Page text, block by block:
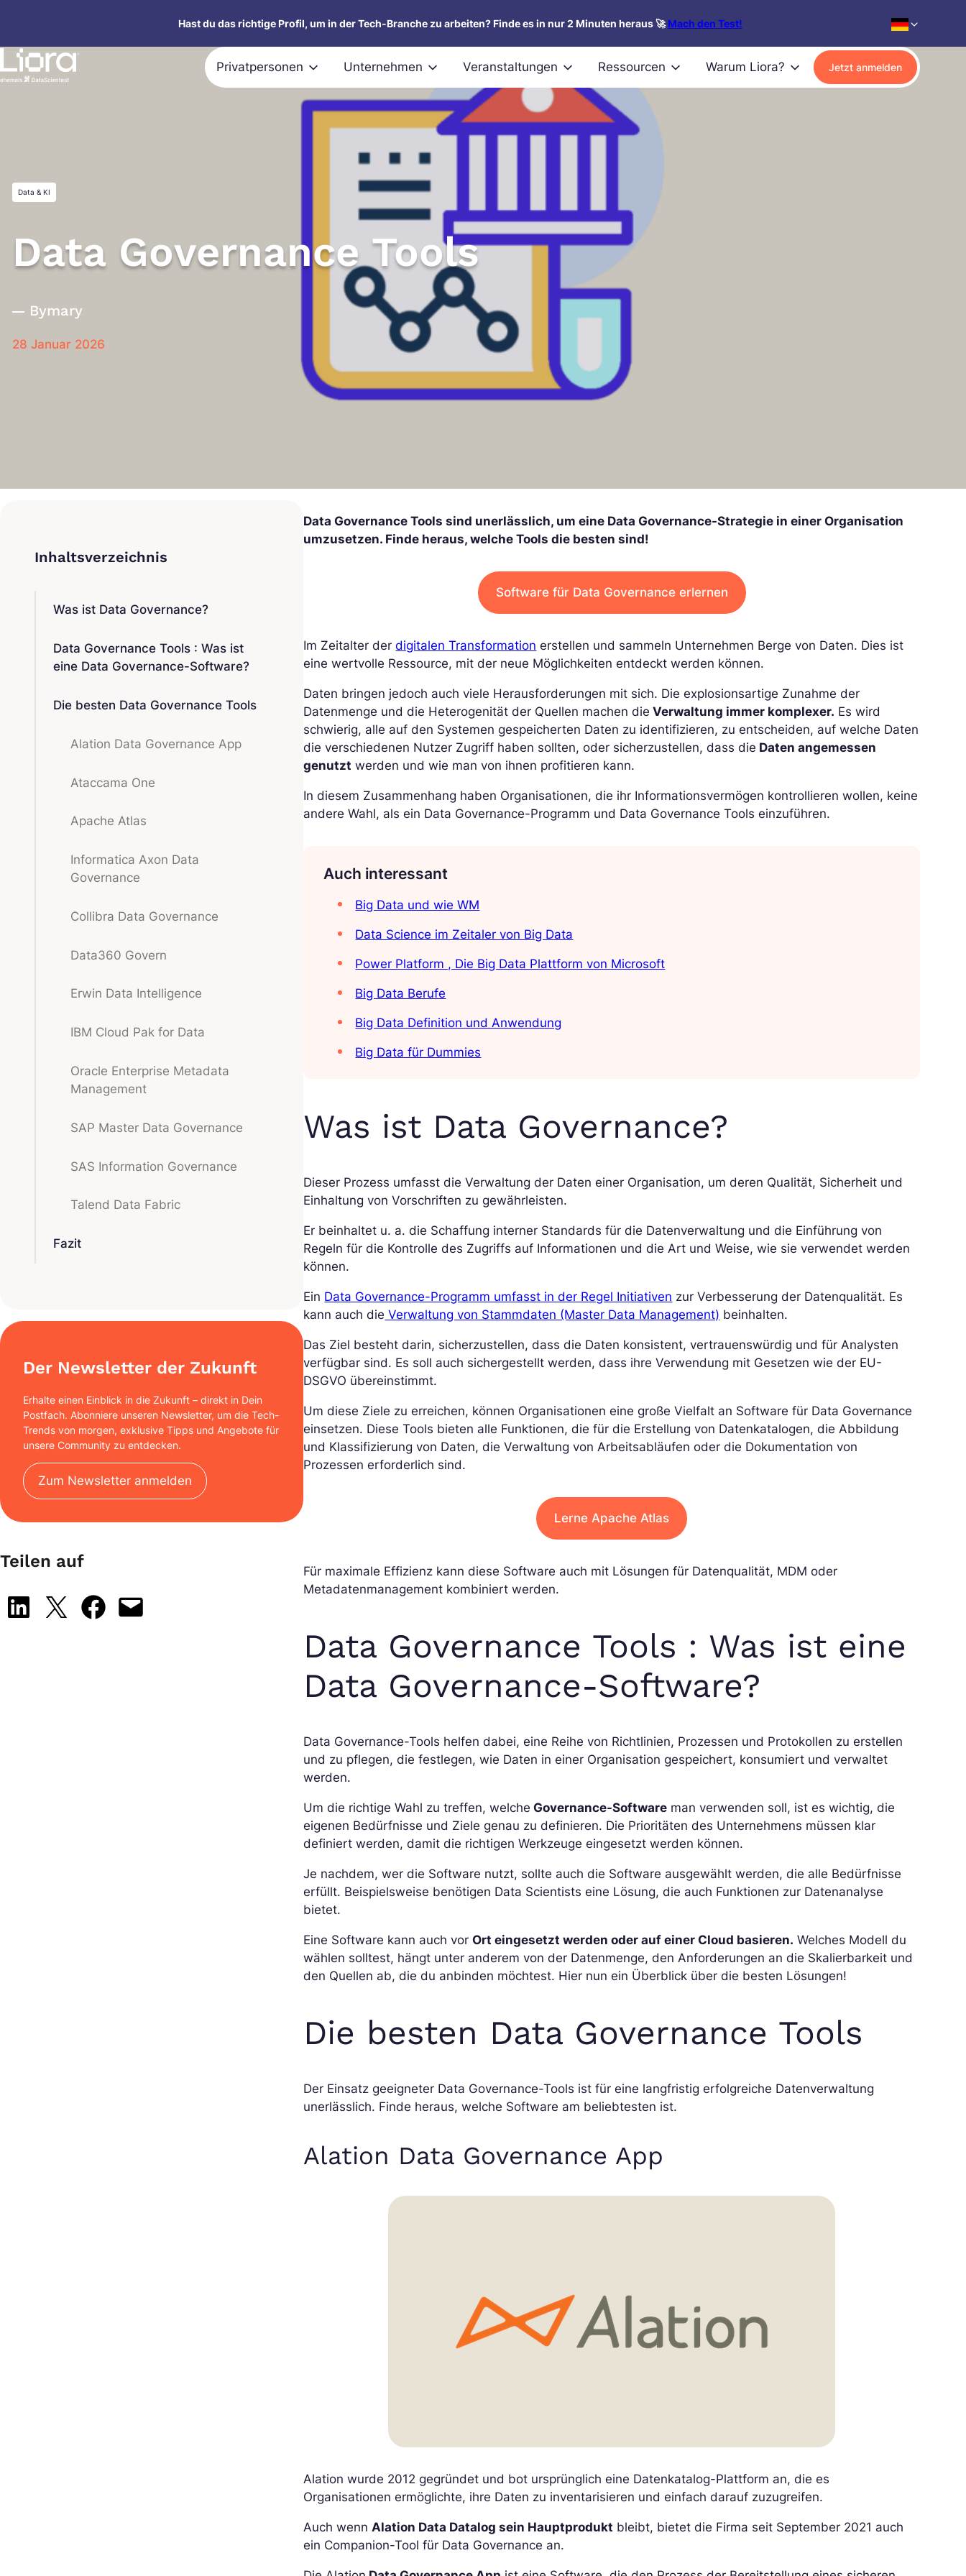
springen
Hast du das richtige Profil, um in der Tech-Branche zu arbeiten? Finde es in nur 2 Minuten heraus 🚀Mach den Test!
Privatpersonen Unternehmen Veranstaltungen Ressourcen Warum Liora? Jetzt anmelden
Data & KI
Data Governance Tools
Bymary
28 Januar 2026
Was ist Data Governance?
Data Governance Tools : Was ist
eine Data Governance-Software?
Die besten Data Governance Tools
Alation Data Governance App
Ataccama One
Apache Atlas
Informatica Axon Data
Governance
Collibra Data Governance
Data360 Govern
Erwin Data Intelligence
IBM Cloud Pak for Data
Oracle Enterprise Metadata
Management
SAP Master Data Governance
SAS Information Governance
Talend Data Fabric
Fazit
Der Newsletter der Zukunft
Erhalte einen Einblick in die Zukunft – direkt in Dein
Postfach. Abonniere unseren Newsletter, um die Tech-
Trends von morgen, exklusive Tipps und Angebote für
unsere Community zu entdecken.
Zum Newsletter anmelden
Teilen auf
Share on LinkedIn
Share on X Share on Facebook
Email this Page
Data Governance Tools sind unerlässlich, um eine Data Governance-Strategie in einer Organisation
umzusetzen. Finde heraus, welche Tools die besten sind!
Software für Data Governance erlernen
Im Zeitalter derdigitalen Transformation erstellen und sammeln Unternehmen Berge von Daten. Dies ist
eine wertvolle Ressource, mit der neue Möglichkeiten entdeckt werden können.
Daten bringen jedoch auch viele Herausforderungen mit sich. Die explosionsartige Zunahme der
Datenmenge und die Heterogenität der Quellen machen die Verwaltung immer komplexer. Es wird
schwierig, alle auf den Systemen gespeicherten Daten zu identifizieren, zu entscheiden, auf welche Daten
die verschiedenen Nutzer Zugriff haben sollten, oder sicherzustellen, dass die Daten angemessen
genutzt werden und wie man von ihnen profitieren kann.
In diesem Zusammenhang haben Organisationen, die ihr Informationsvermögen kontrollieren wollen, keine
andere Wahl, als ein Data Governance-Programm und Data Governance Tools einzuführen.
Auch interessant
Big Data und wie WM
Data Science im Zeitaler von Big Data
Power Platform , Die Big Data Plattform von Microsoft
Big Data Berufe
Big Data Definition und Anwendung
Big Data für Dummies
Was ist Data Governance?
Dieser Prozess umfasst die Verwaltung der Daten einer Organisation, um deren Qualität, Sicherheit und
Einhaltung von Vorschriften zu gewährleisten.
Er beinhaltet u. a. die Schaffung interner Standards für die Datenverwaltung und die Einführung von
Regeln für die Kontrolle des Zugriffs auf Informationen und die Art und Weise, wie sie verwendet werden
können.
Ein Data Governance-Programm umfasst in der Regel Initiativen zur Verbesserung der Datenqualität. Es
kann auch die Verwaltung von Stammdaten (Master Data Management) beinhalten.
Das Ziel besteht darin, sicherzustellen, dass die Daten konsistent, vertrauenswürdig und für Analysten
verfügbar sind. Es soll auch sichergestellt werden, dass ihre Verwendung mit Gesetzen wie der EU-
DSGVO übereinstimmt.
Um diese Ziele zu erreichen, können Organisationen eine große Vielfalt an Software für Data Governance
einsetzen. Diese Tools bieten alle Funktionen, die für die Erstellung von Datenkatalogen, die Abbildung
und Klassifizierung von Daten, die Verwaltung von Arbeitsabläufen oder die Dokumentation von
Prozessen erforderlich sind.
Lerne Apache Atlas
Für maximale Effizienz kann diese Software auch mit Lösungen für Datenqualität, MDM oder
Metadatenmanagement kombiniert werden.
Data Governance Tools : Was ist eine
Data Governance-Software?
Data Governance-Tools helfen dabei, eine Reihe von Richtlinien, Prozessen und Protokollen zu erstellen
und zu pflegen, die festlegen, wie Daten in einer Organisation gespeichert, konsumiert und verwaltet
werden.
Um die richtige Wahl zu treffen, welche Governance-Software man verwenden soll, ist es wichtig, die
eigenen Bedürfnisse und Ziele genau zu definieren. Die Prioritäten des Unternehmens müssen klar
definiert werden, damit die richtigen Werkzeuge eingesetzt werden können.
Je nachdem, wer die Software nutzt, sollte auch die Software ausgewählt werden, die alle Bedürfnisse
erfüllt. Beispielsweise benötigen Data Scientists eine Lösung, die auch Funktionen zur Datenanalyse
bietet.
Eine Software kann auch vorOrt eingesetzt werden oder auf einer Cloud basieren. Welches Modell du
wählen solltest, hängt unter anderem von der Datenmenge, den Anforderungen an die Skalierbarkeit und
den Quellen ab, die du anbinden möchtest. Hier nun ein Überblick über die besten Lösungen!
Die besten Data Governance Tools
Der Einsatz geeigneter Data Governance-Tools ist für eine langfristig erfolgreiche Datenverwaltung
unerlässlich. Finde heraus, welche Software am beliebtesten ist.
Alation Data Governance App
Alation wurde 2012 gegründet und bot ursprünglich eine Datenkatalog-Plattform an, die es
Organisationen ermöglichte, ihre Daten zu inventarisieren und einfach darauf zuzugreifen.
Auch wenn Alation Data Datalog sein Hauptprodukt bleibt, bietet die Firma seit September 2021 auch
ein Companion-Tool für Data Governance an.